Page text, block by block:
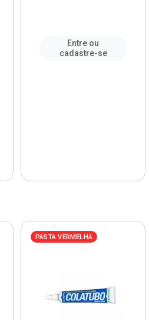
Entre ou
cadastre-se
PASTA VERMELHA